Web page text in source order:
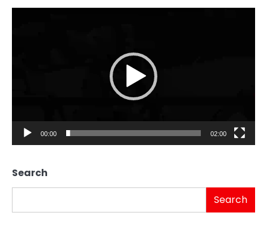
00:00 02:00
Search
Search